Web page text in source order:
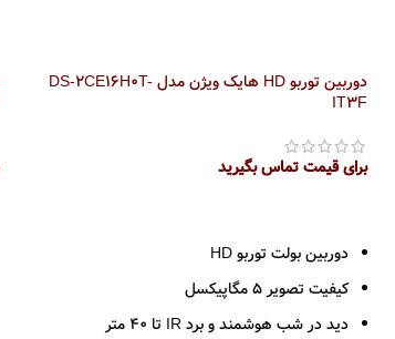
دوربین توربو HD هایک ویژن مدل DS-2CE16H0T-
IT3F
برای قیمت تماس بگیرید
دوربین بولت توربو HD
کیفیت تصویر 5 مگاپیکسل
دید در شب هوشمند و برد IR تا 40 متر